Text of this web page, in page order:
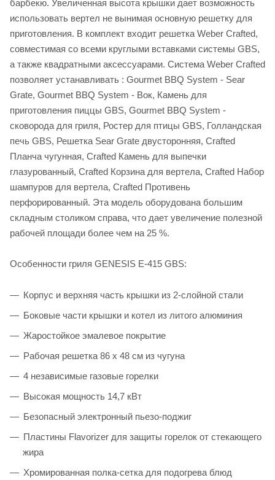
барбекю. Увеличенная высота крышки дает возможность
использовать вертел не вынимая основную решетку для
приготовления. В комплект входит решетка Weber Crafted,
совместимая со всеми круглыми вставками системы GBS,
а также квадратными аксессуарами. Система Weber Crafted
позволяет устанавливать : Gourmet BBQ System - Sear
Grate, Gourmet BBQ System - Вок, Камень для
приготовления пиццы GBS, Gourmet BBQ System -
сковорода для гриля, Ростер для птицы GBS, Голландская
печь GBS, Решетка Sear Grate двусторонняя, Crafted
Планча чугунная, Crafted Камень для выпечки
глазурованный, Crafted Корзина для вертела, Crafted Набор
шампуров для вертела, Crafted Противень
перфорированный. Эта модель оборудована большим
складным столиком справа, что дает увеличение полезной
рабочей площади более чем на 25 %.
Особенности гриля GENESIS E-415 GBS:
Корпус и верхняя часть крышки из 2-слойной стали
Боковые части крышки и котел из литого алюминия
Жаростойкое эмалевое покрытие
Рабочая решетка 86 х 48 см из чугуна
4 независимые газовые горелки
Высокая мощность 14,7 кВт
Безопасный электронный пьезо-поджиг
Пластины Flavorizer для защиты горелок от стекающего
жира
Хромированная полка-сетка для подогрева блюд